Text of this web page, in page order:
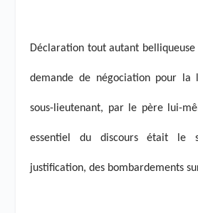
Déclaration tout autant
demande de négociation pour la
sous-lieutenant, par le père lui-
essentiel du discours était le
justification, des bombardements